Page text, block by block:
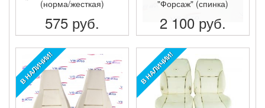
(норма/жесткая)
575 руб.
ПОДРОБНЕЕ
"Форсаж" (спинка)
2 100 руб.
ПОДРОБНЕЕ
В НАЛИЧИИ! В НАЛИЧИИ!